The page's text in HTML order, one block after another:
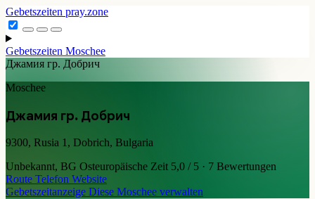
Gebetszeiten pray.zone
Gebetszeiten Moschee
Джамия гр. Добрич
Moschee
Джамия гр. Добрич
9300, Rusia 1, Dobrich, Bulgaria
Unbekannt, BG Osteuropäische Zeit 5,0 / 5 · 7 Bewertungen
Route Telefon Website
Gebetszeitanzeige Diese Moschee verwalten